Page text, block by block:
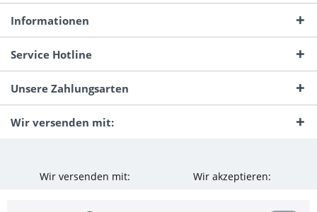
Informationen
Service Hotline
Unsere Zahlungsarten
Wir versenden mit:
Wir versenden mit: Wir akzeptieren: